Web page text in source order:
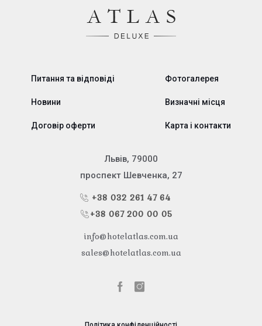
Питання та відповіді
Новини
Договір оферти
Фотогалерея
Визначні місця
Карта і контакти
Львів, 79000
проспект Шевченка, 27
+38 032 261 47 64
+38 067 200 00 05
info@hotelatlas.com.ua
sales@hotelatlas.com.ua